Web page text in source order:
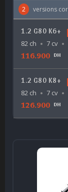
2 versions
1.2 G80 K6+
82 ch 7 cv
116.900
DH
1.2 G80 K8+
82 ch 7 cv
126.900
DH